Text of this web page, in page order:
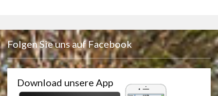
Folgen Sie uns auf Facebook
Download unsere App